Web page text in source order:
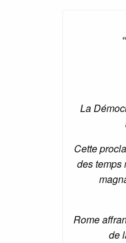
La
Cette
des temps
Rome
de